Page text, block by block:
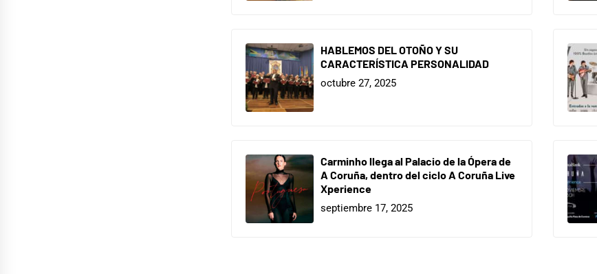
HABLEMOS DEL OTOÑO Y SU
CARACTERÍSTICA PERSONALIDAD
octubre 27, 2025
Carminho llega al Palacio de la Ópera de
A Coruña, dentro del ciclo A Coruña Live
Xperience
septiembre 17, 2025